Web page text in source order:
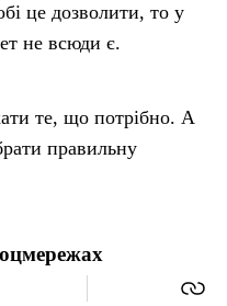
це дозволити, то у
не всюди є.
те, що потрібно. А
правильну